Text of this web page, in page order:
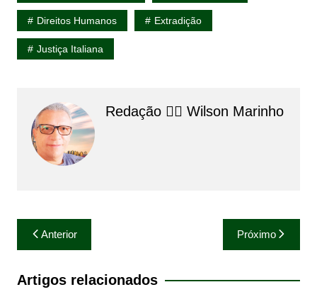
Direitos Humanos Extradição
Justiça Italiana
Redação 👨‍⚖️​ Wilson Marinho
Navegação
de
Post
Anterior Próximo
Artigos relacionados